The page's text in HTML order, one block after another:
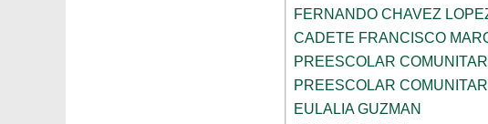
FERNANDO CHAVEZ
CADETE FRANCISCO
PREESCOLAR
PREESCOLAR
EULALIA GUZMAN